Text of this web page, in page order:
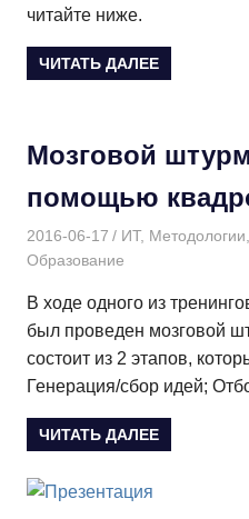
читайте ниже.
ЧИТАТЬ ДАЛЕЕ
Мозговой
помощью
2016-06-17 Дмитрий
ИТ, Методологии
Образование
В ходе одного из
был проведен мозговой
состоит из 2 этапов,
Генерация/сбор идей;
ЧИТАТЬ ДАЛЕЕ